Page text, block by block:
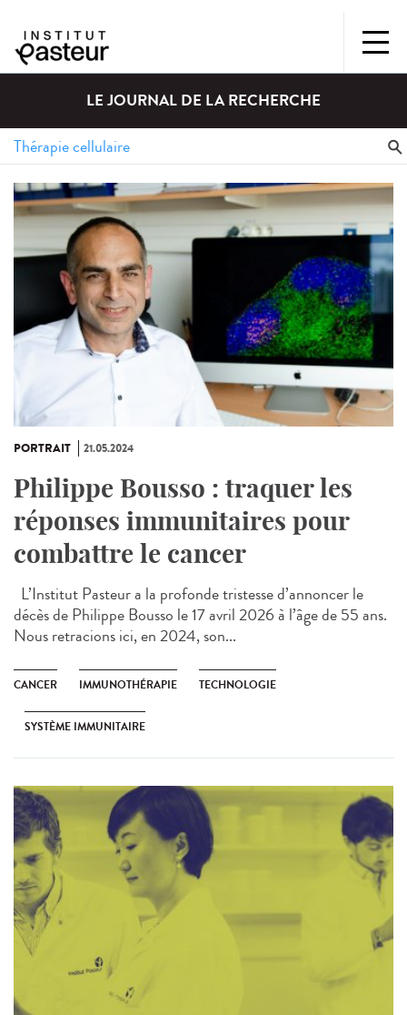
LE JOURNAL DE LA RECHERCHE
PORTRAIT 21.05.2024
Philippe Bousso : traquer les
réponses immunitaires pour
combattre le cancer
L’Institut Pasteur a la profonde tristesse d’annoncer le
décès de Philippe Bousso le 17 avril 2026 à l’âge de 55 ans.
Nous retracions ici, en 2024, son...
CANCER IMMUNOTHÉRAPIE TECHNOLOGIE
SYSTÈME IMMUNITAIRE